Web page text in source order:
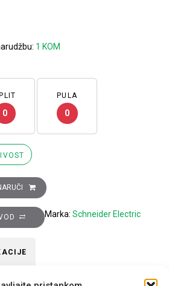
1 KOM
0
PULA
0
tipkala promjera 22, opružni povrat,
Marka: Schneider Electric